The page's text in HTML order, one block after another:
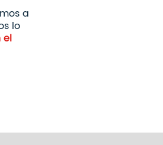
a
lo
el